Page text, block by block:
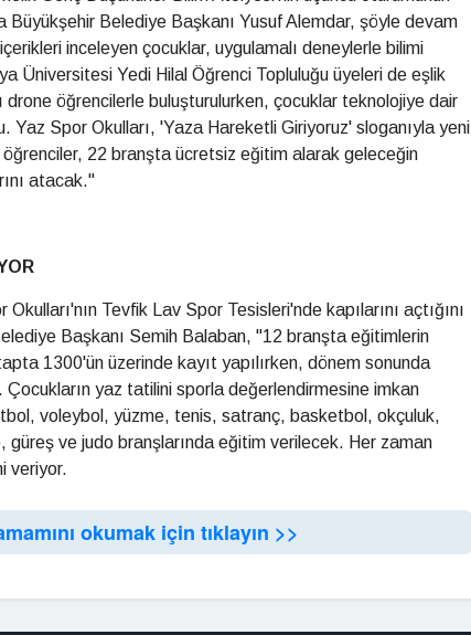
Belediye Başkanı Yusuf Alemdar, şöyle devam
inceleyen çocuklar, uygulamalı deneylerle bilimi
Üniversitesi Yedi Hilal Öğrenci Topluluğu üyeleri de eşlik
drone öğrencilerle buluşturulurken, çocuklar teknolojiye dair
Yaz Spor Okulları, 'Yaza Hareketli Giriyoruz' sloganıyla yeni
22 branşta ücretsiz eğitim alarak geleceğin
atacak."
Tevfik Lav Spor Tesisleri'nde kapılarını açtığını
Başkanı Semih Balaban, "12 branşta eğitimlerin
1300'ün üzerinde kayıt yapılırken, dönem sonunda
yaz tatilini sporla değerlendirmesine imkan
voleybol, yüzme, tenis, satranç, basketbol, okçuluk,
ve judo branşlarında eğitim verilecek. Her zaman
veriyor.
okumak için tıklayın >>